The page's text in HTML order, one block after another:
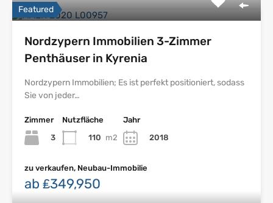
Featured
Nordzypern Immobilien 3-Zimmer
Penthäuser in Kyrenia
Nordzypern Immobilien; Es ist perfekt positioniert, sodass
Sie von jeder…
Zimmer
3
Nutzfläche
110 m2
Jahr
2018
zu verkaufen, Neubau-Immobilie
ab ₤349,950